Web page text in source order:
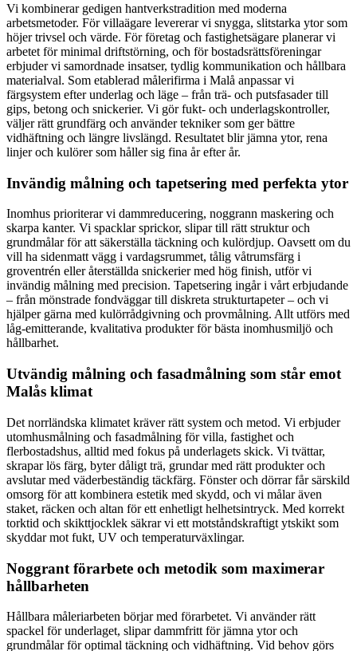
Vi kombinerar gedigen hantverkstradition med moderna
arbetsmetoder. För villaägare levererar vi snygga, slitstarka ytor som
höjer trivsel och värde. För företag och fastighetsägare planerar vi
arbetet för minimal driftstörning, och för bostadsrättsföreningar
erbjuder vi samordnade insatser, tydlig kommunikation och hållbara
materialval. Som etablerad målerifirma i Malå anpassar vi
färgsystem efter underlag och läge – från trä- och putsfasader till
gips, betong och snickerier. Vi gör fukt- och underlagskontroller,
väljer rätt grundfärg och använder tekniker som ger bättre
vidhäftning och längre livslängd. Resultatet blir jämna ytor, rena
linjer och kulörer som håller sig fina år efter år.
Invändig målning och tapetsering med perfekta ytor
Inomhus prioriterar vi dammreducering, noggrann maskering och
skarpa kanter. Vi spacklar sprickor, slipar till rätt struktur och
grundmålar för att säkerställa täckning och kulördjup. Oavsett om du
vill ha sidenmatt vägg i vardagsrummet, tålig våtrumsfärg i
groventrén eller återställda snickerier med hög finish, utför vi
invändig målning med precision. Tapetsering ingår i vårt erbjudande
– från mönstrade fondväggar till diskreta strukturtapeter – och vi
hjälper gärna med kulörrådgivning och provmålning. Allt utförs med
låg-emitterande, kvalitativa produkter för bästa inomhusmiljö och
hållbarhet.
Utvändig målning och fasadmålning som står emot
Malås klimat
Det norrländska klimatet kräver rätt system och metod. Vi erbjuder
utomhusmålning och fasadmålning för villa, fastighet och
flerbostadshus, alltid med fokus på underlagets skick. Vi tvättar,
skrapar lös färg, byter dåligt trä, grundar med rätt produkter och
avslutar med väderbeständig täckfärg. Fönster och dörrar får särskild
omsorg för att kombinera estetik med skydd, och vi målar även
staket, räcken och altan för ett enhetligt helhetsintryck. Med korrekt
torktid och skikttjocklek säkrar vi ett motståndskraftigt ytskikt som
skyddar mot fukt, UV och temperaturväxlingar.
Noggrant förarbete och metodik som maximerar
hållbarheten
Hållbara måleriarbeten börjar med förarbetet. Vi använder rätt
spackel för underlaget, slipar dammfritt för jämna ytor och
grundmålar för optimal täckning och vidhäftning. Vid behov görs